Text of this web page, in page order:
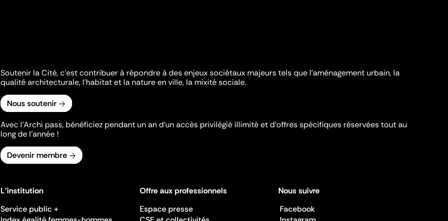
Soutenir la Cité, c'est contribuer à répondre à des enjeux sociétaux majeurs tels que l'aménagement urbain, la
qualité architecturale, l'habitat et la nature en ville, la mixité sociale.
Nous soutenir
Avec l’Archi pass, bénéficiez pendant un an d’un accès privilégié illimité et d’offres spécifiques réservées tout au
long de l’année !
Devenir membre
L'institution
Service public +
Offre aux professionnels
Espace presse
Nous suivre
Facebook